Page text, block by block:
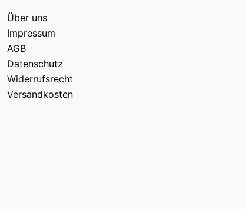
Über uns
Impressum
AGB
Datenschutz
Widerrufsrecht
Versandkosten